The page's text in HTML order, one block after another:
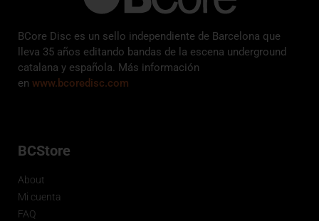
BCore Disc es un sello independiente de Barcelona que
lleva 35 años editando bandas de la escena underground
catalana y española. Más información
en www.bcoredisc.com
BCStore
About
Mi cuenta
FAQ